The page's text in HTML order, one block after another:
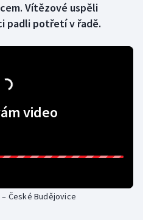
Vítězové uspěli
padli potřetí v řadě.
video
České Budějovice